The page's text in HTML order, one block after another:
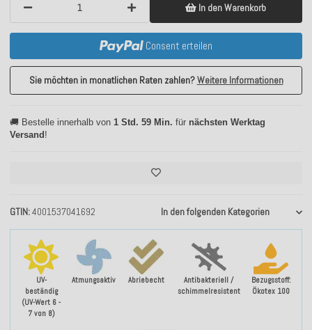
UV-
beständig
(UV-Wert 6 -
7 von 8)
Atmungsaktiv Abriebecht
Antibakteriell /
schimmelresistent
Bezugsstoff:
Ökotex 100
GTIN 4001537041692 In den folgenden Kategorien
In den Warenkorb
Consent erteilen
Sie möchten in monatlichen Raten zahlen?Weitere Informationen
🚚 Bestelle innerhalb von 1 Std. 59 Min. für nächsten Werktag
Versand!